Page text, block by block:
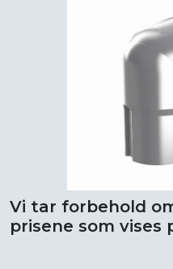
Vi tar forbehold
prisene som vises